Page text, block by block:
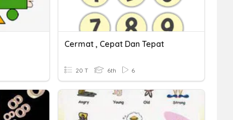
Cermat , Cepat Dan Tepat
20 T 6th 6